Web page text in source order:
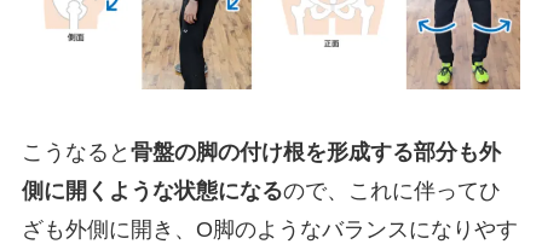
こうなると 骨盤の脚の付け根を形成する部分も外
側に開くような状態になるので、これに伴ってひ
ざも外側に開き、O脚のようなバランスになりやす